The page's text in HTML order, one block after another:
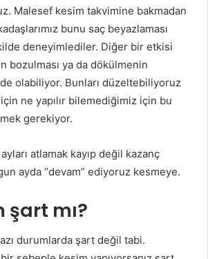
Malesef kesim takvimine bakmadan
bunu saç beyazlaması
deneyimlediler. Diğer bir etkisi
bozulması ya da dökülmenin
olabiliyor. Bunları düzeltebiliyoruz
ne yapılır bilemediğimiz için bu
gerekiyor.
atlamak kayıp değil kazanç
ayda “devam” ediyoruz kesmeye.
şart mı?
durumlarda şart değil tabi.